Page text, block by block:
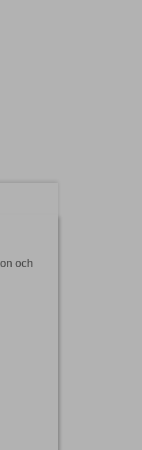
och